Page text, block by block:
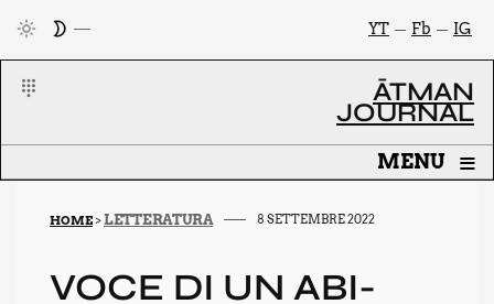
IG
Fb
YT
ĀTMAN
JOURNAL
MENU ≡
HOME>LETTERATURA 8 SETTEMBRE 2022
VOCE DI UN ABI­